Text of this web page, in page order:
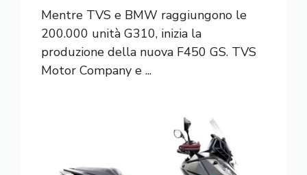
Mentre TVS e BMW raggiungono le
200.000 unità G310, inizia la
produzione della nuova F450 GS. TVS
Motor Company e ...